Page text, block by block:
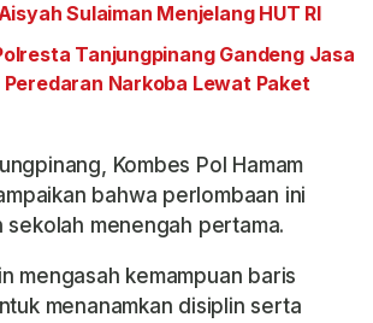
Sulaiman Menjelang HUT RI
Tanjungpinang Gandeng Jasa
Peredaran Narkoba Lewat Paket
Kombes Pol Hamam
bahwa perlombaan ini
sekolah menengah pertama.
mengasah kemampuan baris
menanamkan disiplin serta